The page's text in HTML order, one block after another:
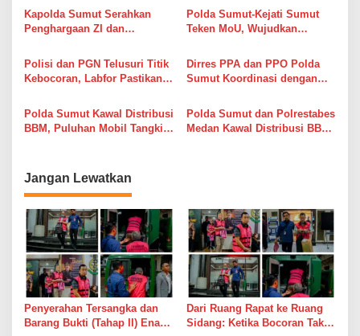
p
o
s
Diduga Dipasok dari Kamboja
Profesionalisme dan
Akuntabilitas Personel
Kapolda Sumut Serahkan
Penghargaan ZI dan
Satker Berprestasi
Polda Sumut-Kejati Sumut
Teken MoU, Wujudkan
Profesional Tanpa Praktik
Transaksional
Polisi dan PGN Telusuri Titik
Kebocoran, Labfor Pastikan
Dipicu Akumulasi Gas
Dirres PPA dan PPO Polda
Sumut Koordinasi dengan
Pelecehan Seksual Segera
Melapor
Polda Sumut Kawal Distribusi
BBM, Puluhan Mobil Tangki
Masyarakat
Polda Sumut dan Polrestabes
Medan Kawal Distribusi BBM,
Jangan Lewatkan
Penyerahan Tersangka dan
Barang Bukti (Tahap II) Enam
Dari Ruang Rapat ke Ruang
Sidang: Ketika Bocoran Tak